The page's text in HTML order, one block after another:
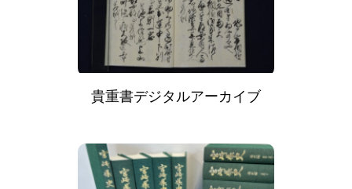
貴重書デジタルアーカイブ